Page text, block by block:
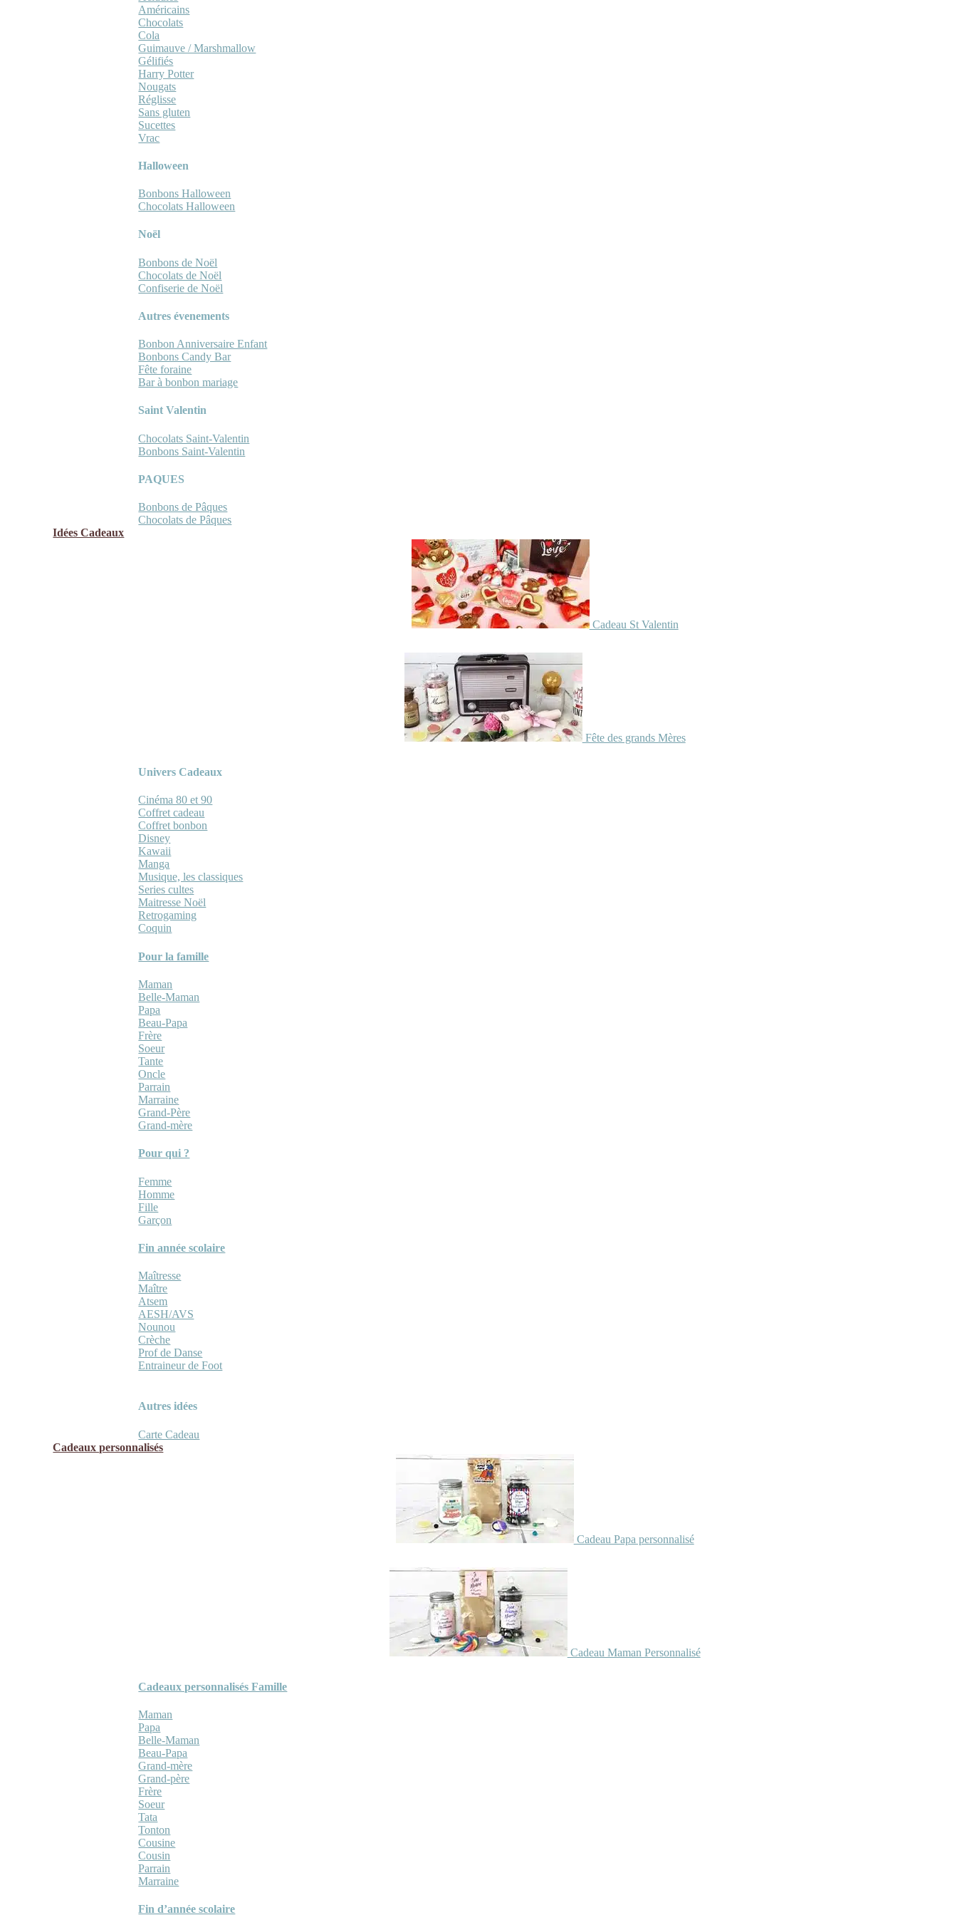
Américains
Chocolats
Cola
Guimauve / Marshmallow
Gélifiés
Harry Potter
Nougats
Réglisse
Sans gluten
Sucettes
Vrac
Halloween
Bonbons Halloween
Chocolats Halloween
Noël
Bonbons de Noël
Chocolats de Noël
Confiserie de Noël
Autres évenements
Bonbon Anniversaire Enfant
Bonbons Candy Bar
Fête foraine
Bar à bonbon mariage
Saint Valentin
Chocolats Saint-Valentin
Bonbons Saint-Valentin
PAQUES
Bonbons de Pâques
Chocolats de Pâques
Idées Cadeaux
Cadeau St Valentin
Fête des grands Mères
Univers Cadeaux
Cinéma 80 et 90
Coffret cadeau
Coffret bonbon
Disney
Kawaii
Manga
Musique, les classiques
Series cultes
Maitresse Noël
Retrogaming
Coquin
Pour la famille
Maman
Belle-Maman
Papa
Beau-Papa
Frère
Soeur
Tante
Oncle
Parrain
Marraine
Grand-Père
Grand-mère
Pour qui ?
Femme
Homme
Fille
Garçon
Fin année scolaire
Maîtresse
Maître
Atsem
AESH/AVS
Nounou
Crèche
Prof de Danse
Entraineur de Foot
Autres idées
Carte Cadeau
Cadeaux personnalisés
Cadeau Papa personnalisé
Cadeau Maman Personnalisé
Cadeaux personnalisés Famille
Maman
Papa
Belle-Maman
Beau-Papa
Grand-mère
Grand-père
Frère
Soeur
Tata
Tonton
Cousine
Cousin
Parrain
Marraine
Fin d’année scolaire